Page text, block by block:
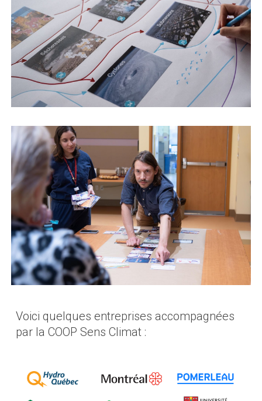
Voici quelques entreprises accompagnées
par la COOP Sens Climat :